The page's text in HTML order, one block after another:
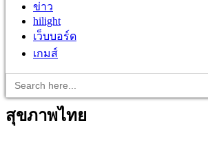
ข่าว
hilight
เว็บบอร์ด
เกมส์
Search
for:
สุขภาพไทย